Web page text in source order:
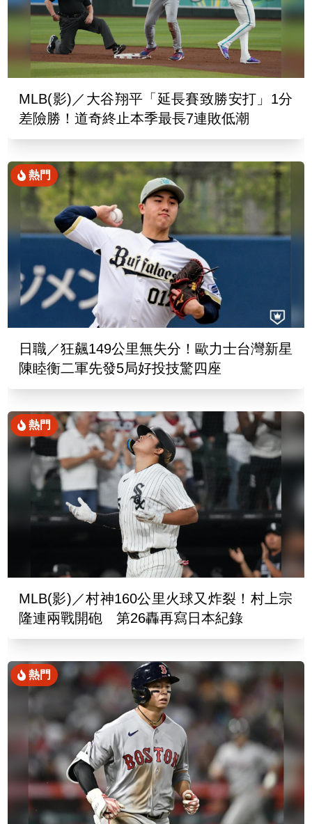
MLB(影)／大谷翔平「延長賽致勝安打」1分
差險勝！道奇終止本季最長7連敗低潮
熱門
日職／狂飆149公里無失分！歐力士台灣新星
陳睦衡二軍先發5局好投技驚四座
熱門
MLB(影)／村神160公里火球又炸裂！村上宗
隆連兩戰開砲 第26轟再寫日本紀錄
熱門